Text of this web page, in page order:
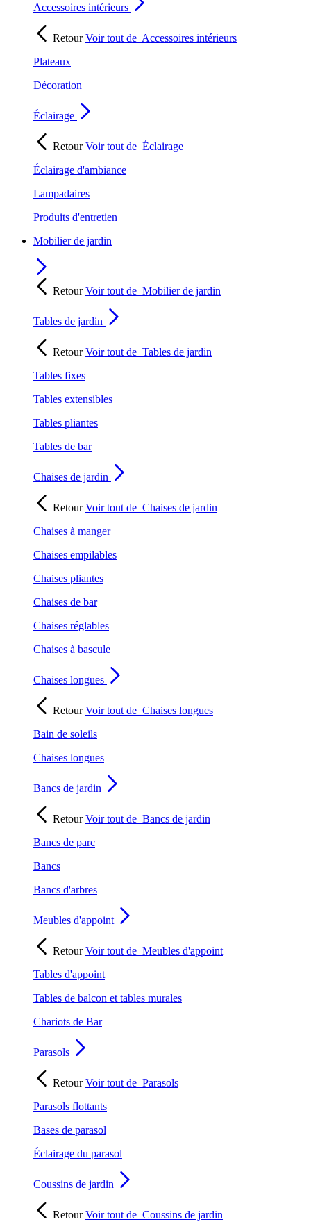
Accessoires intérieurs
RetourVoir tout de Accessoires intérieurs
Plateaux
Décoration
Éclairage
RetourVoir tout de Éclairage
Éclairage d'ambiance
Lampadaires
Produits d'entretien
Mobilier de jardin
RetourVoir tout de Mobilier de jardin
Tables de jardin
RetourVoir tout de Tables de jardin
Tables fixes
Tables extensibles
Tables pliantes
Tables de bar
Chaises de jardin
RetourVoir tout de Chaises de jardin
Chaises à manger
Chaises empilables
Chaises pliantes
Chaises de bar
Chaises réglables
Chaises à bascule
Chaises longues
RetourVoir tout de Chaises longues
Bain de soleils
Chaises longues
Bancs de jardin
RetourVoir tout de Bancs de jardin
Bancs de parc
Bancs
Bancs d'arbres
Meubles d'appoint
RetourVoir tout de Meubles d'appoint
Tables d'appoint
Tables de balcon et tables murales
Chariots de Bar
Parasols
RetourVoir tout de Parasols
Parasols flottants
Bases de parasol
Éclairage du parasol
Coussins de jardin
RetourVoir tout de Coussins de jardin